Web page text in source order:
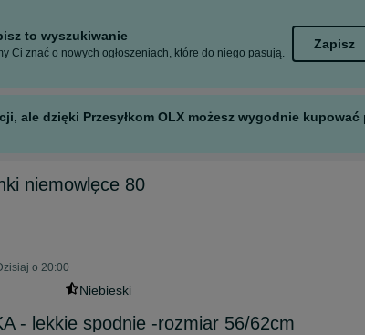
to wyszukiwanie
Ci znać o nowych ogłoszeniach, które do niego pasują.
Zapisz
ale dzięki Przesyłkom OLX możesz wygodnie kupować
niemowlęce 80
o 20:00
Niebieski
- lekkie spodnie -rozmiar 56/62cm